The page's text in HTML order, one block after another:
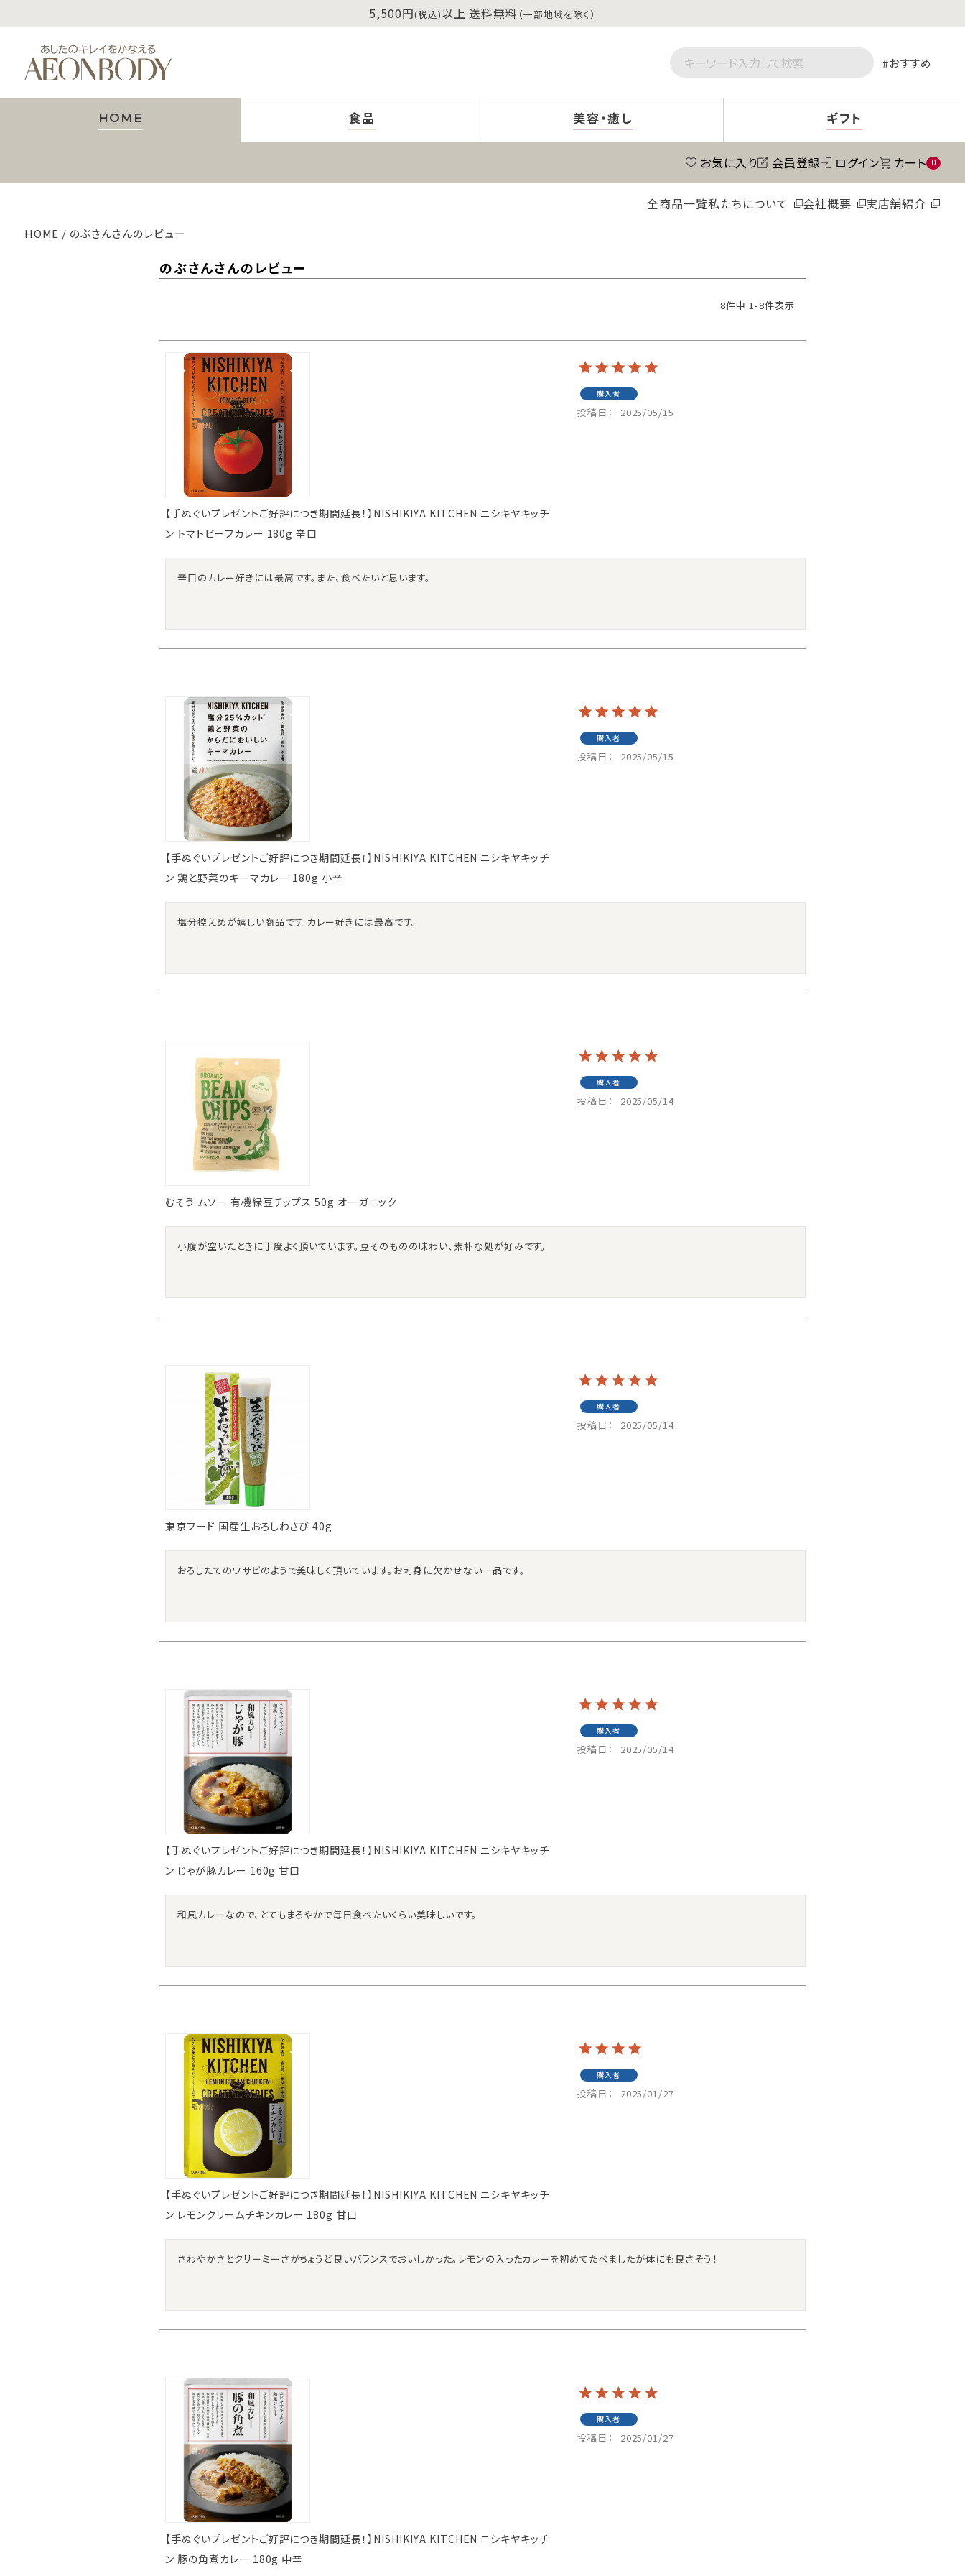
5,500円(税込)以上 送料無料 （一部地域を除く）
おすすめ
HOME 食品 美容・癒し ギフト
お気に入り 会員登録 ログイン カート 0
全商品一覧私たちについて 会社概要 実店舗紹介
HOME のぶさんさんのレビュー
のぶさんさんのレビュー
8件中 1-8件表示
【手ぬぐいプレゼントご好評につき期間延長！】NISHIKIYA KITCHEN ニシキヤキッチ
ン トマトビーフカレー 180g 辛口
購入者
投稿日 2025/05/15
辛口のカレー好きには最高です。また、食べたいと思います。
【手ぬぐいプレゼントご好評につき期間延長！】NISHIKIYA KITCHEN ニシキヤキッチ
ン 鶏と野菜のキーマカレー 180g 小辛
購入者
投稿日 2025/05/15
塩分控えめが嬉しい商品です。カレー好きには最高です。
むそう ムソー 有機緑豆チップス 50g オーガニック
購入者
投稿日 2025/05/14
小腹が空いたときに丁度よく頂いています。豆そのものの味わい、素朴な処が好みです。
東京フード 国産生おろしわさび 40g
購入者
投稿日 2025/05/14
おろしたてのワサビのようで美味しく頂いています。お刺身に欠かせない一品です。
【手ぬぐいプレゼントご好評につき期間延長！】NISHIKIYA KITCHEN ニシキヤキッチ
ン じゃが豚カレー 160g 甘口
購入者
投稿日 2025/05/14
和風カレーなので、とてもまろやかで毎日食べたいくらい美味しいです。
【手ぬぐいプレゼントご好評につき期間延長！】NISHIKIYA KITCHEN ニシキヤキッチ
ン レモンクリームチキンカレー 180g 甘口
購入者
投稿日 2025/01/27
さわやかさとクリーミーさがちょうど良いバランスでおいしかった。レモンの入ったカレーを初めてたべましたが体にも良さそう！
【手ぬぐいプレゼントご好評につき期間延長！】NISHIKIYA KITCHEN ニシキヤキッチ
ン 豚の角煮カレー 180g 中辛
購入者
投稿日 2025/01/27